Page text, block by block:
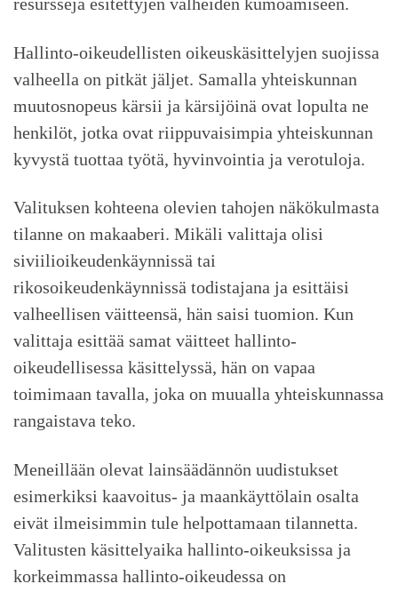
Hallinto-oikeudellisten oikeuskäsittelyjen suojissa
valheella on pitkät jäljet. Samalla yhteiskunnan
muutosnopeus kärsii ja kärsijöinä ovat lopulta ne
henkilöt, jotka ovat riippuvaisimpia yhteiskunnan
kyvystä tuottaa työtä, hyvinvointia ja verotuloja.
Valituksen kohteena olevien tahojen näkökulmasta
tilanne on makaaberi. Mikäli valittaja olisi
siviilioikeudenkäynnissä tai
rikosoikeudenkäynnissä todistajana ja esittäisi
valheellisen väitteensä, hän saisi tuomion. Kun
valittaja esittää samat väitteet hallinto-
oikeudellisessa käsittelyssä, hän on vapaa
toimimaan tavalla, joka on muualla yhteiskunnassa
rangaistava teko.
Meneillään olevat lainsäädännön uudistukset
esimerkiksi kaavoitus- ja maankäyttölain osalta
eivät ilmeisimmin tule helpottamaan tilannetta.
Valitusten käsittelyaika hallinto-oikeuksissa ja
korkeimmassa hallinto-oikeudessa on